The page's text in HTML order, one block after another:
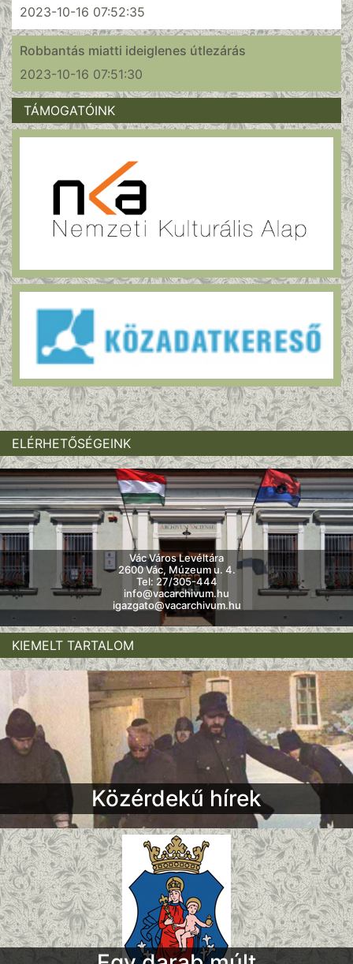
2023-10-16 07:52:35
Robbantás miatti ideiglenes útlezárás
2023-10-16 07:51:30
TÁMOGATÓINK
ELÉRHETŐSÉGEINK
Vác Város Levéltára
2600 Vác, Múzeum u. 4.
Tel: 27/305-444
info@vacarchivum.hu
igazgato@vacarchivum.hu
KIEMELT TARTALOM
Közérdekű hírek